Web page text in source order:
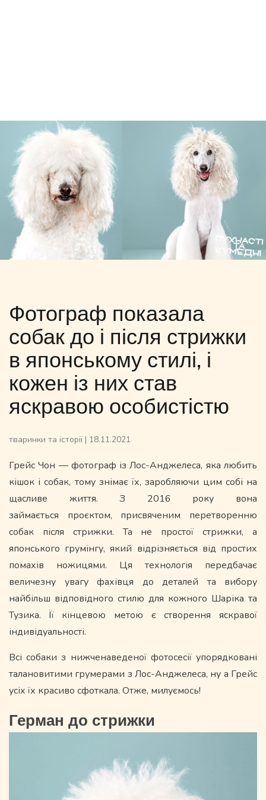
Фотограф показала
собак до і після стрижки
в японському стилі, і
кожен із них став
яскравою особистістю
тваринки та історії | 18.11.2021
Грейс Чон — фотограф із Лос-Анджелеса, яка любить
кішок і собак, тому знімає їх, заробляючи цим собі на
щасливе життя. З 2016 року вона
займається проєктом, присвяченим перетворенню
собак після стрижки. Та не простої стрижки, а
японського грумінгу, який відрізняється від простих
помахів ножицями. Ця технологія передбачає
величезну увагу фахівця до деталей та вибору
найбільш відповідного стилю для кожного Шаріка та
Тузика. Її кінцевою метою є створення яскравої
індивідуальності.
Всі собаки з нижченаведеної фотосесії упорядковані
талановитими грумерами з Лос-Анджелеса, ну а Грейс
усіх їх красиво сфоткала. Отже, милуємось!
Герман до стрижки